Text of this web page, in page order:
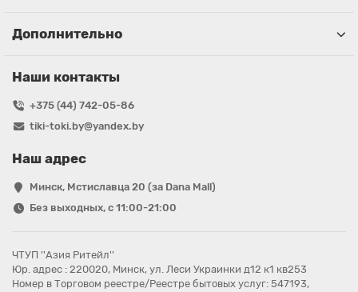
Дополнительно
Наши контакты
+375 (44) 742-05-86
tiki-toki.by@yandex.by
Наш адрес
Минск, Мстиславца 20 (за Dana Mall)
Без выходных, с 11:00-21:00
ЧТУП ''Азия Ритейл''
Юр. адрес : 220020, Минск, ул. Леси Украинки д12 к1 кв253
Номер в Торговом реестре/Реестре бытовых услуг: 547193,